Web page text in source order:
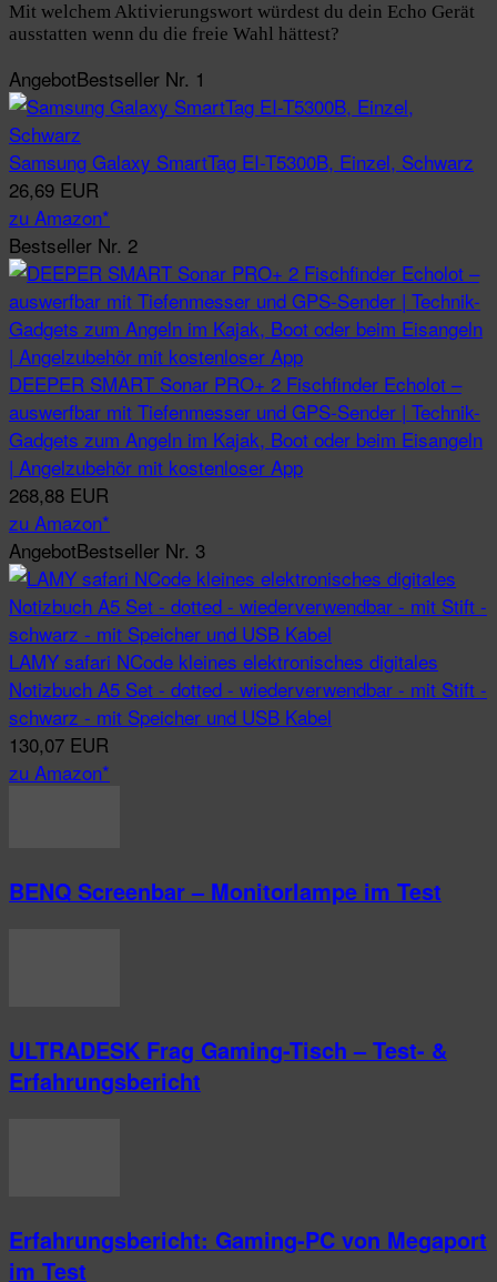
Mit welchem Aktivierungswort würdest du dein Echo Gerät
ausstatten wenn du die freie Wahl hättest?
AngebotBestseller Nr. 1
Samsung Galaxy SmartTag EI-T5300B, Einzel, Schwarz
26,69 EUR
zu Amazon*
Bestseller Nr. 2
DEEPER SMART Sonar PRO+ 2 Fischfinder Echolot –
auswerfbar mit Tiefenmesser und GPS-Sender | Technik-
Gadgets zum Angeln im Kajak, Boot oder beim Eisangeln
| Angelzubehör mit kostenloser App
268,88 EUR
zu Amazon*
AngebotBestseller Nr. 3
LAMY safari NCode kleines elektronisches digitales
Notizbuch A5 Set - dotted - wiederverwendbar - mit Stift -
schwarz - mit Speicher und USB Kabel
130,07 EUR
zu Amazon*
BENQ Screenbar – Monitorlampe im Test
ULTRADESK Frag Gaming-Tisch – Test- &
Erfahrungsbericht
Erfahrungsbericht: Gaming-PC von Megaport
im Test